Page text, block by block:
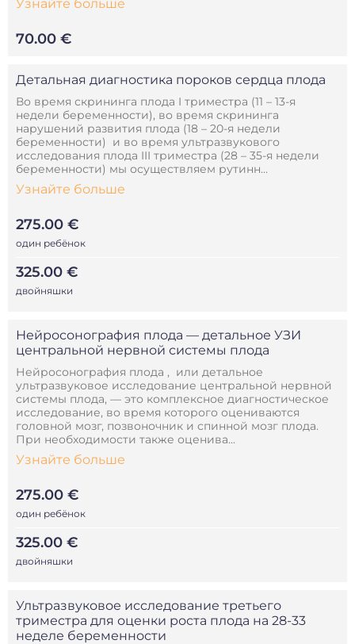
Узнайте больше
70.00 €
Детальная диагностика пороков сердца плода
Во время скрининга плода I триместра (11 – 13-я
недели беременности), во время скрининга
нарушений развития плода (18 – 20-я недели
беременности) и во время ультразвукового
исследования плода III триместра (28 – 35-я недели
беременности) мы осуществляем рутинн...
Узнайте больше
275.00 €
один ребёнок
325.00 €
двойняшки
Нейросонография плода — детальное УЗИ
центральной нервной системы плода
Нейросонография плода , или детальное
ультразвуковое исследование центральной нервной
системы плода, — это комплексное диагностическое
исследование, во время которого оцениваются
головной мозг, позвоночник и спинной мозг плода.
При необходимости также оценива...
Узнайте больше
275.00 €
один ребёнок
325.00 €
двойняшки
Ультразвуковое исследование третьего
триместра для оценки роста плода на 28-33
неделе беременности